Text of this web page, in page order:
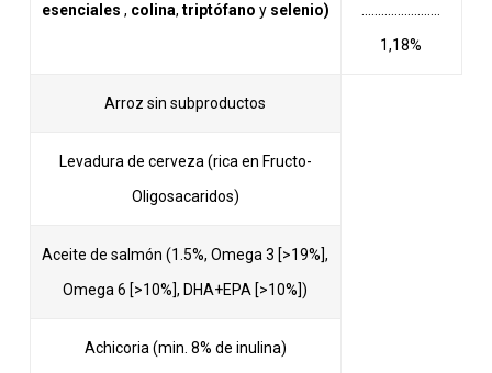
esenciales , colina, triptófano y selenio)
1,18%
Arroz sin subproductos
Levadura de cerveza (rica en Fructo-
Oligosacaridos)
Aceite de salmón (1.5%, Omega 3 [>19%],
Omega 6 [>10%], DHA+EPA [>10%])
Achicoria (min. 8% de inulina)